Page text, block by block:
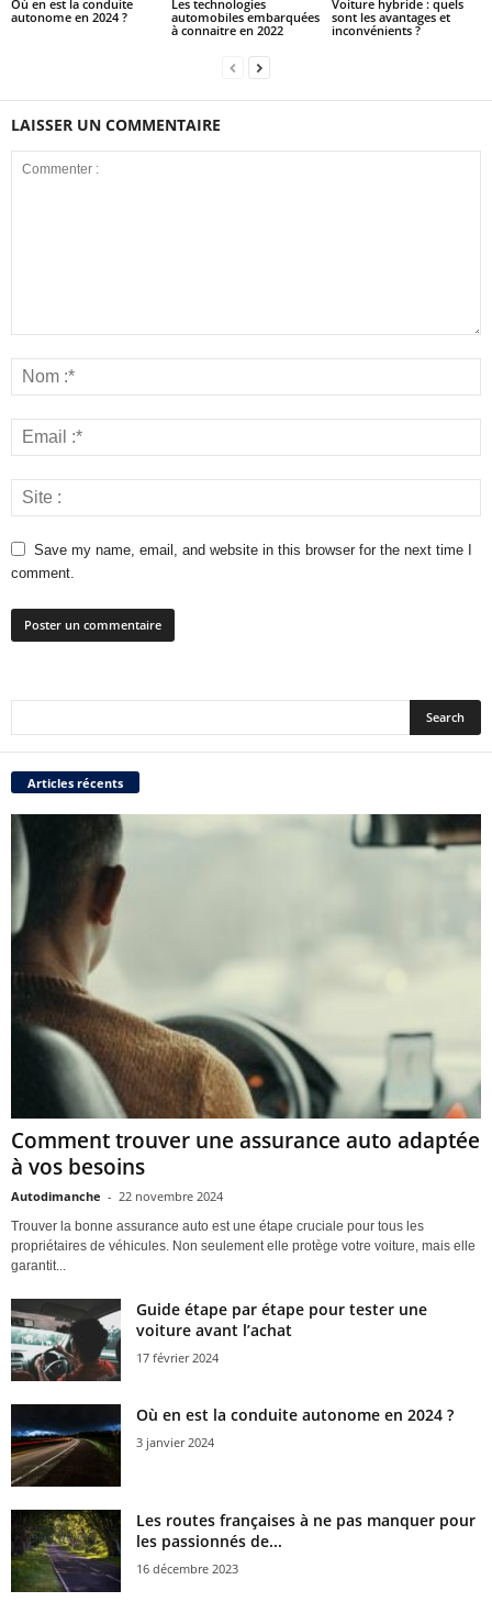
Où en est la conduite
autonome en 2024 ?
Les technologies
automobiles embarquées
à connaitre en 2022
Voiture hybride : quels
sont les avantages et
inconvénients ?
LAISSER UN COMMENTAIRE
Save my name, email, and website in this browser for the next time I
comment.
Articles récents
Comment trouver une assurance auto adaptée
à vos besoins
Autodimanche - 22 novembre 2024
Trouver la bonne assurance auto est une étape cruciale pour tous les
propriétaires de véhicules. Non seulement elle protège votre voiture, mais elle
garantit...
Guide étape par étape pour tester une
voiture avant l’achat
17 février 2024
Où en est la conduite autonome en 2024 ?
3 janvier 2024
Les routes françaises à ne pas manquer pour
les passionnés de...
16 décembre 2023